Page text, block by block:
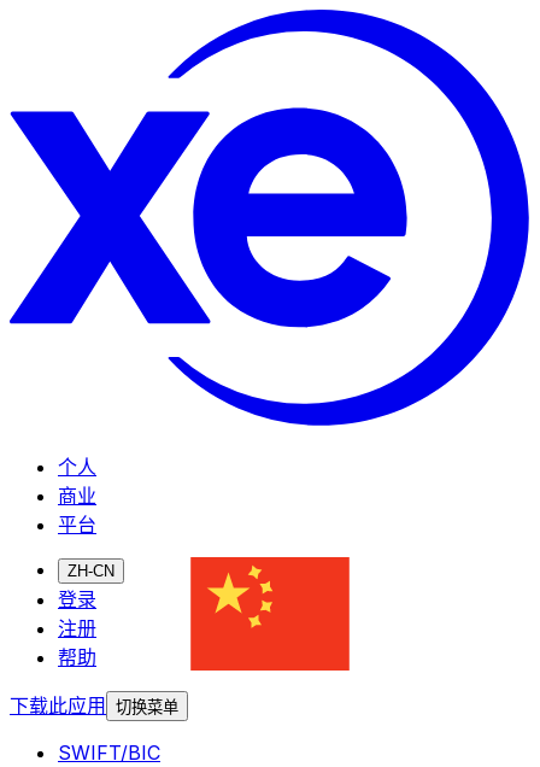
个人
商业
平台
ZH-CN
登录
注册
帮助
下载此应用
切换菜单
SWIFT/BIC